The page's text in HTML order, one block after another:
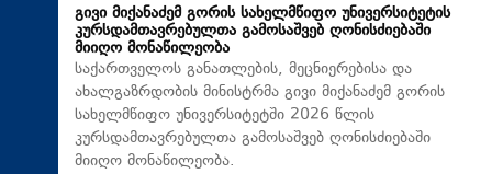
გივი მიქანაძემ გორის სახელმწიფო უნივერსიტეტის
კურსდამთავრებულთა გამოსაშვებ ღონისძიებაში
მიიღო მონაწილეობა
საქართველოს განათლების, მეცნიერებისა და
ახალგაზრდობის მინისტრმა გივი მიქანაძემ გორის
სახელმწიფო უნივერსიტეტში 2026 წლის
კურსდამთავრებულთა გამოსაშვებ ღონისძიებაში
მიიღო მონაწილეობა.